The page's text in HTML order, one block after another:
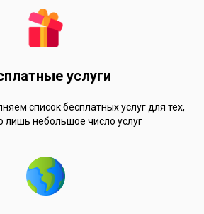
услуги
список бесплатных услуг для тех,
лишь небольшое число услуг